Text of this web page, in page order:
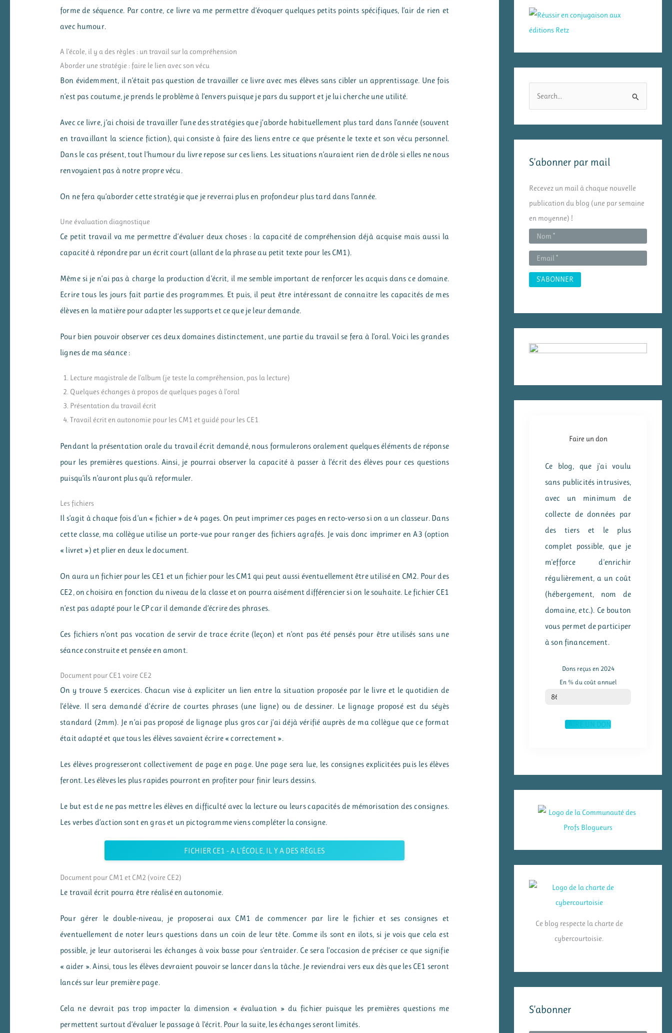
forme de séquence. Par contre, ce livre va me permettre d’évoquer quelques petits points spécifiques, l’air de rien et
avec humour.
A l’école, il y a des règles : un travail sur la compréhension
Aborder une stratégie : faire le lien avec son vécu
Bon évidemment, il n’était pas question de travailler ce livre avec mes élèves sans cibler un apprentissage. Une fois
n’est pas coutume, je prends le problème à l’envers puisque je pars du support et je lui cherche une utilité.
Avec ce livre, j’ai choisi de travailler l’une des stratégies que j’aborde habituellement plus tard dans l’année (souvent
en travaillant la science fiction), qui consiste à faire des liens entre ce que présente le texte et son vécu personnel.
Dans le cas présent, tout l’humour du livre repose sur ces liens. Les situations n’auraient rien de drôle si elles ne nous
renvoyaient pas à notre propre vécu.
On ne fera qu’aborder cette stratégie que je reverrai plus en profondeur plus tard dans l’année.
Une évaluation diagnostique
Ce petit travail va me permettre d’évaluer deux choses : la capacité de compréhension déjà acquise mais aussi la
capacité à répondre par un écrit court (allant de la phrase au petit texte pour les CM1).
Même si je n’ai pas à charge la production d’écrit, il me semble important de renforcer les acquis dans ce domaine.
Ecrire tous les jours fait partie des programmes. Et puis, il peut être intéressant de connaitre les capacités de mes
élèves en la matière pour adapter les supports et ce que je leur demande.
Pour bien pouvoir observer ces deux domaines distinctement, une partie du travail se fera à l’oral. Voici les grandes
lignes de ma séance :
Lecture magistrale de l’album (je teste la compréhension, pas la lecture)
Quelques échanges à propos de quelques pages à l’oral
Présentation du travail écrit
Travail écrit en autonomie pour les CM1 et guidé pour les CE1
Pendant la présentation orale du travail écrit demandé, nous formulerons oralement quelques éléments de réponse
pour les premières questions. Ainsi, je pourrai observer la capacité à passer à l’écrit des élèves pour ces questions
puisqu’ils n’auront plus qu’à reformuler.
Les fichiers
Il s’agit à chaque fois d’un « fichier » de 4 pages. On peut imprimer ces pages en recto-verso si on a un classeur. Dans
cette classe, ma collègue utilise un porte-vue pour ranger des fichiers agrafés. Je vais donc imprimer en A3 (option
« livret ») et plier en deux le document.
On aura un fichier pour les CE1 et un fichier pour les CM1 qui peut aussi éventuellement être utilisé en CM2. Pour des
CE2, on choisira en fonction du niveau de la classe et on pourra aisément différencier si on le souhaite. Le fichier CE1
n’est pas adapté pour le CP car il demande d’écrire des phrases.
Ces fichiers n’ont pas vocation de servir de trace écrite (leçon) et n’ont pas été pensés pour être utilisés sans une
séance construite et pensée en amont.
Document pour CE1 voire CE2
On y trouve 5 exercices. Chacun vise à expliciter un lien entre la situation proposée par le livre et le quotidien de
l’élève. Il sera demandé d’écrire de courtes phrases (une ligne) ou de dessiner. Le lignage proposé est du séyès
standard (2mm). Je n’ai pas proposé de lignage plus gros car j’ai déjà vérifié auprès de ma collègue que ce format
était adapté et que tous les élèves savaient écrire « correctement ».
Les élèves progresseront collectivement de page en page. Une page sera lue, les consignes explicitées puis les élèves
feront. Les élèves les plus rapides pourront en profiter pour finir leurs dessins.
Le but est de ne pas mettre les élèves en difficulté avec la lecture ou leurs capacités de mémorisation des consignes.
Les verbes d’action sont en gras et un pictogramme viens compléter la consigne.
FICHIER CE1 - A L'ÉCOLE, IL Y A DES RÈGLES
Document pour CM1 et CM2 (voire CE2)
Le travail écrit pourra être réalisé en autonomie.
Pour gérer le double-niveau, je proposerai aux CM1 de commencer par lire le fichier et ses consignes et
éventuellement de noter leurs questions dans un coin de leur tête. Comme ils sont en ilots, si je vois que cela est
possible, je leur autoriserai les échanges à voix basse pour s’entraider. Ce sera l’occasion de préciser ce que signifie
« aider ». Ainsi, tous les élèves devraient pouvoir se lancer dans la tâche. Je reviendrai vers eux dès que les CE1 seront
lancés sur leur première page.
Cela ne devrait pas trop impacter la dimension « évaluation » du fichier puisque les premières questions me
permettent surtout d’évaluer le passage à l’écrit. Pour la suite, les échanges seront limités.
r
e
:
S’abonner par mail
Recevez un mail à chaque nouvelle
publication du blog (une par semaine
en moyenne) !
Faire un don
Ce blog, que j'ai voulu
sans publicités intrusives,
avec un minimum de
collecte de données par
des tiers et le plus
complet possible, que je
m'efforce d'enrichir
régulièrement, a un coût
(hébergement, nom de
domaine, etc.). Ce bouton
vous permet de participer
à son financement.
Dons reçus en 2024
En % du coût annuel
% du coût annuel
86
FAIRE UN DON
Ce blog respecte la charte de
cybercourtoisie.
S’abonner